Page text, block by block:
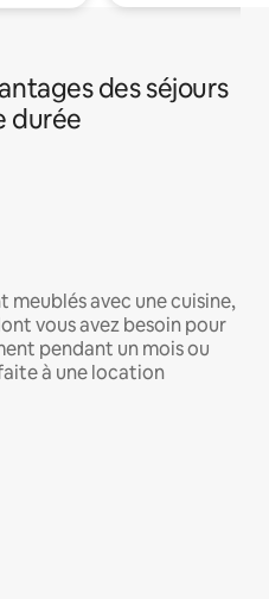
des séjours
durée
avec une cuisine,
vous avez besoin pour
pendant un mois ou
à une location